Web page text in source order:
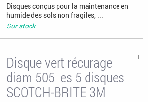
Disques conçus pour la maintenance en
humide des sols non fragiles, ...
Sur stock
Disque vert récurage
diam 505 les 5 disques
SCOTCH-BRITE 3M